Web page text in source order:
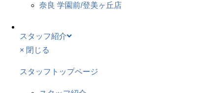
奈良 学園前/登美ヶ丘店
スタッフ紹介
× 閉じる
スタッフトップページ